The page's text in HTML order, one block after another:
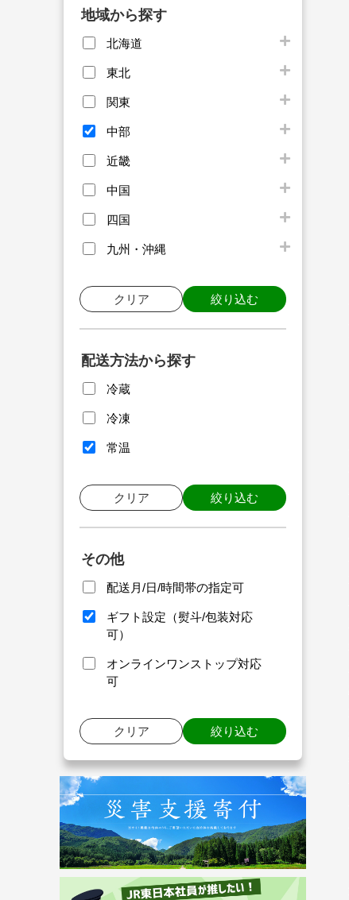
地域から探す
北海道
東北
関東
中部
近畿
中国
四国
九州・沖縄
クリア 絞り込む
配送方法から探す
冷蔵
冷凍
常温
クリア 絞り込む
その他
配送月/日/時間帯の指定可
ギフト設定（熨斗/包装対応
可）
オンラインワンストップ対応
可
クリア 絞り込む